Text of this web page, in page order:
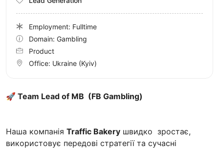
🚀 Team Lead of MB (FB Gambling)
Наша компанія Traffic Bakery швидко зростає,
використовує передові стратегії та сучасні
Employment: Fulltime
Domain: Gambling
Product
Office: Ukraine (Kyiv)